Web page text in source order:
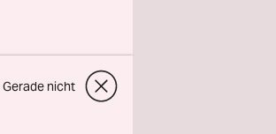
Gerade nicht